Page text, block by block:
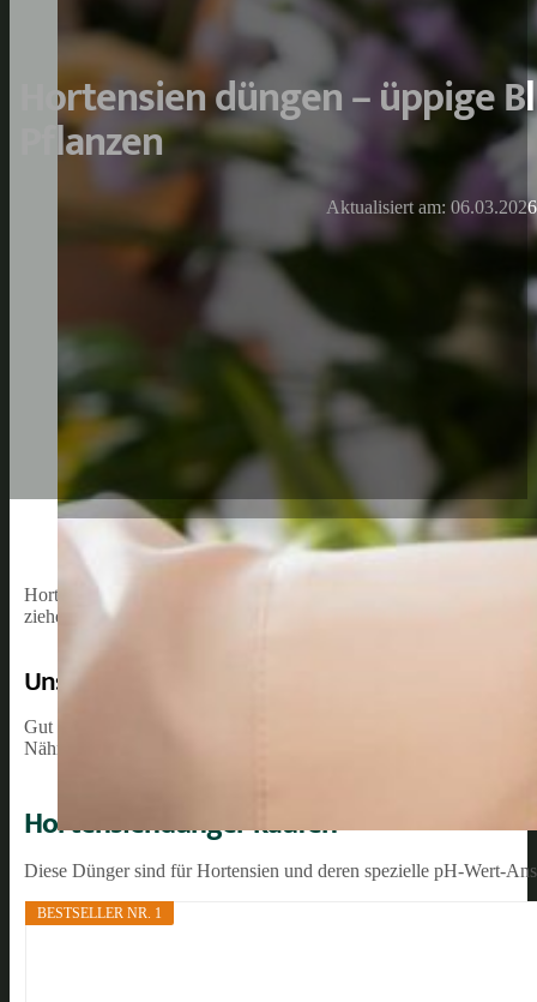
Hortensien düngen – üppige
Pflanzen
Aktualisiert am: 06.03.2026
Hortensien sind wahre Augenweiden im Garten, auf Balkonen
ziehen sie alle Blicke auf sich.
Unsere Empfehlung:
Gut gepflegt belohnen sie dich mit einer lang anhaltenden
Nährstoffen (Stickstoff, Phosphor, Kalium, Eisen) sorgt für
Hortensiendünger kaufen
Diese Dünger sind für Hortensien und deren spezielle pH-Wert-
BESTSELLER NR. 1